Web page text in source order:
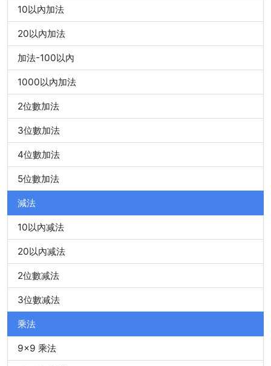
10以內加法
20以內加法
加法-100以內
1000以內加法
2位數加法
3位數加法
4位數加法
5位數加法
減法
10以內减法
20以內减法
2位數减法
3位數减法
乘法
9x9 乘法